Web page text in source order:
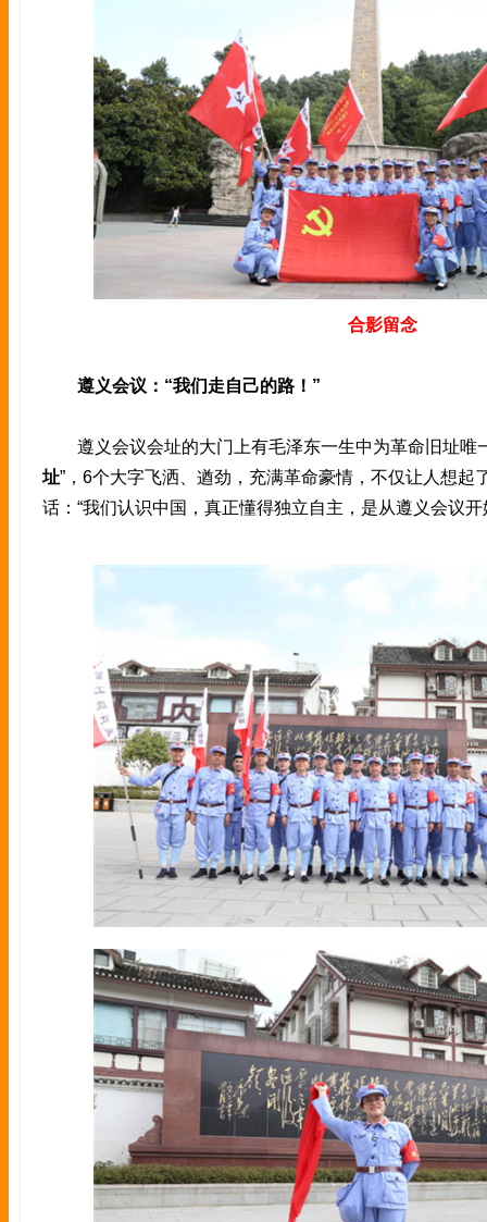
合影留念
遵义会议：“我们走自己的路！”
遵义会议会址的大门上有毛泽东一生中为革命旧址唯
址”，6个大字飞洒、遒劲，充满革命豪情，不仅让人想起
话：“我们认识中国，真正懂得独立自主，是从遵义会议开